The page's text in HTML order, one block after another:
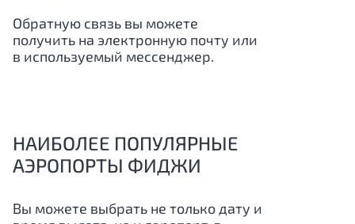
Обратную связь вы можете
получить на электронную почту или
в используемый мессенджер.
НАИБОЛЕЕ ПОПУЛЯРНЫЕ
АЭРОПОРТЫ ФИДЖИ
Вы можете выбрать не только дату и